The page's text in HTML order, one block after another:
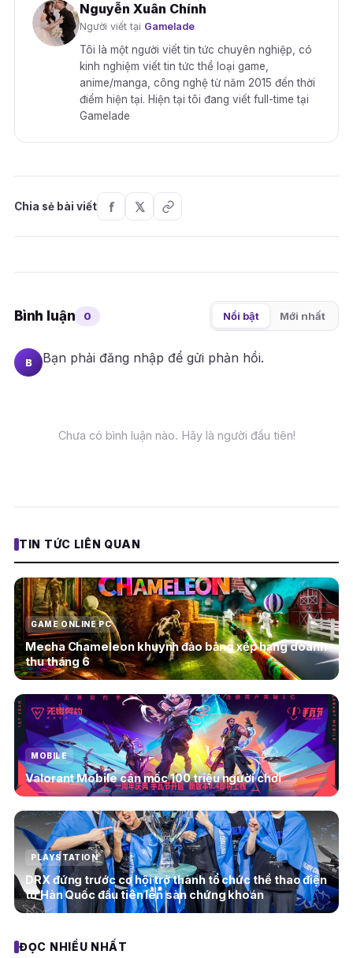
Nguyễn Xuân Chính
Người viết tại Gamelade
Tôi là một người viết tin tức chuyên nghiệp, có
kinh nghiệm viết tin tức thể loại game,
anime/manga, công nghệ từ năm 2015 đến thời
điểm hiện tại. Hiện tại tôi đang viết full-time tại
Gamelade
Chia sẻ bài viết
Bình luận 0 Nổi bật Mới nhất
B Bạn phải đăng nhập để gửi phản hồi.
Chưa có bình luận nào. Hãy là người đầu tiên!
TIN TỨC LIÊN QUAN
GAME ONLINE PC
Mecha Chameleon khuynh đảo bảng xếp hạng doanh
thu tháng 6
MOBILE
Valorant Mobile cán mốc 100 triệu người chơi
PLAYSTATION
DRX đứng trước cơ hội trở thành tổ chức thể thao điện
tử Hàn Quốc đầu tiên lên sàn chứng khoán
ĐỌC NHIỀU NHẤT